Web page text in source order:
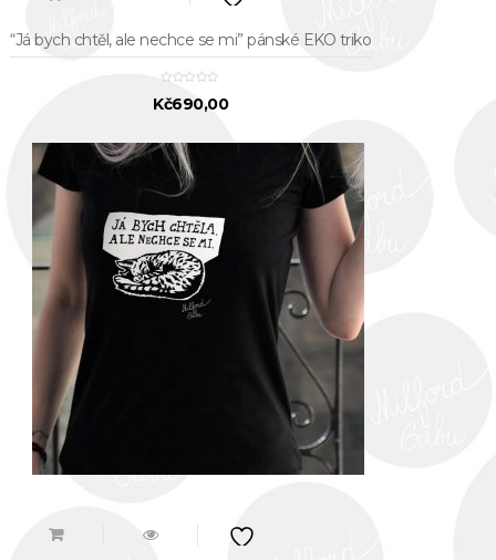
“Já bych chtěl, ale nechce se mi” pánské EKO triko
Kč690,00